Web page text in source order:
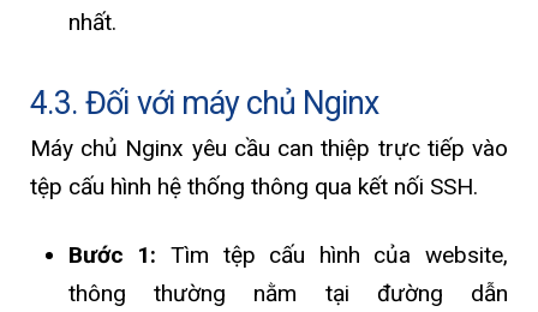
nhất.
4.3. Đối với máy chủ Nginx
Máy chủ Nginx yêu cầu can thiệp trực tiếp vào
tệp cấu hình hệ thống thông qua kết nối SSH.
Bước 1: Tìm tệp cấu hình của website,
thông thường nằm tại đường dẫn